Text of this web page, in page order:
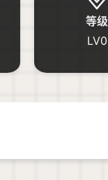
等级
LV0